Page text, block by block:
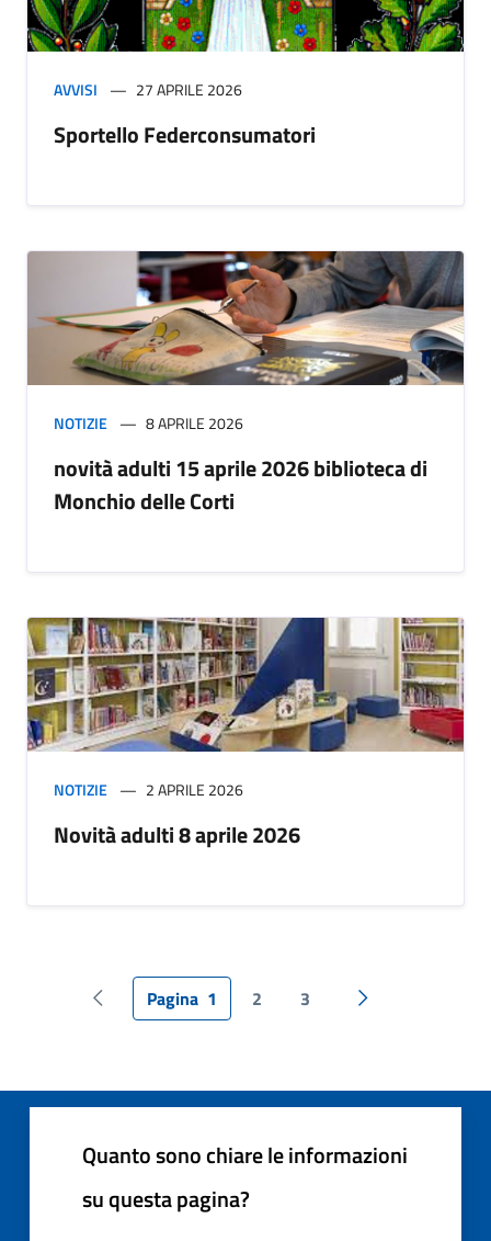
AVVISI 27 APRILE 2026
Sportello Federconsumatori
NOTIZIE 8 APRILE 2026
novità adulti 15 aprile 2026 biblioteca di
Monchio delle Corti
NOTIZIE 2 APRILE 2026
Novità adulti 8 aprile 2026
Pagina precedente
Pagina 1 2 3 Pagina
Quanto sono chiare le informazioni
su questa pagina?